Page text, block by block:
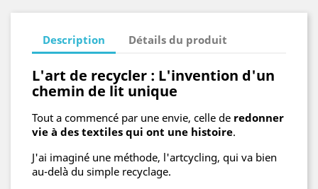
Description Détails du produit
L'art de recycler : L'invention d'un
chemin de lit unique
Tout a commencé par une envie, celle de redonner
vie à des textiles qui ont une histoire.
J'ai imaginé une méthode, l'artcycling, qui va bien
au-delà du simple recyclage.